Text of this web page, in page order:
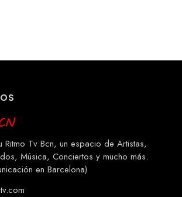
Ritmo Tv Bcn, un espacio de Artistas,
Música, Conciertos y mucho más.
en Barcelona)